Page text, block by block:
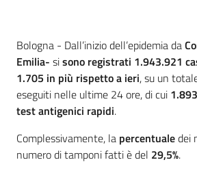
Contenuto
Bologna - Dall’inizio dell’epidemia da
Emilia- sisono registrati 1.943.921
1.705 in più rispetto a ieri, su un
eseguiti nelle ultime 24 ore, di cui 1.893
test antigenici rapidi.
Complessivamente, la percentualedei
numero di tamponi fatti è del 29,5%.